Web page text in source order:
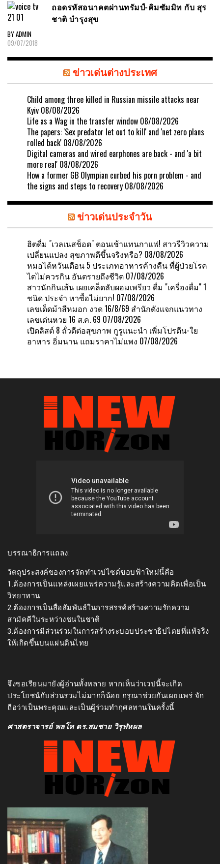
ถอดรหัสอนาคตผ่านทรัมป์-คิมซัมมิท กับ สุร
ชาติ บำรุงสุข
BY ADMIN
09/07/2018
ข่าวเด่นต่างประเทศ
Child among three killed in Russian missile attacks near
Kyiv 08/08/2026
Life as a Wag in the transfer window 08/08/2026
The papers: 'Sex predator let out to kill' and 'net zero plans
rolled back' 08/08/2026
Digital cameras and wired earphones are back - and 'a bit
more real' 08/08/2026
How a former GB Olympian curbed his porn problem - and
the signs and steps to recovery 08/08/2026
ข่าวเด่นประจำวัน
ฮิตดื่ม "เวลเนสช็อต" ตอนเช้าแทนกาแฟ! สาวรีวิวความ
เปลี่ยนแปลง สุขภาพดีขึ้นจริงหรือ? 08/08/2026
หมอไต้หวันเตือน 5 ประเภทอาหารค้างคืน ที่ผู้ป่วยโรค
ไตไม่ควรกิน อันตรายถึงชีวิต 07/08/2026
สาวนักกินเส้น เผยเคล็ดลับผอมเพรียว ดื่ม "เครื่องดื่ม" 1
ชนิด ประจำ หาซื้อไม่ยาก! 07/08/2026
เลขเด็ดม้าสีหมอก งวด 16/8/69 สำนักดังแจกแนวทาง
เลขเด่นหวย 16 ส.ค. 69 07/08/2026
เปิดลิสต์ 8 ถั่วดีต่อสุขภาพ กูรูแนะนำ เพิ่มโปรตีน-ใย
อาหาร อิ่มนาน แถมราคาไม่แพง 07/08/2026
บรรณาธิการแถลง:
วัตถุประสงค์ของการจัดทำเวปไซด์ขอบฟ้าใหม่นี้คือ
1.ต้องการเป็นแหล่งเผยแพร่ความรู้และสร้างความคิดเพื่อเป็น
วิทยาทาน
2.ต้องการเป็นสื่อสัมพันธ์ในการสรรค์สร้างความรักความ
สามัคคีในระหว่างชนในชาติ
3.ต้องการมีส่วนร่วมในการสร้างระบอบประชาธิปไตยที่แท้จริง
ให้เกิดขึ้นบนแผ่นดินไทย
จึงขอเรียนมายังผู้อ่านทั้งหลาย หากเห็นว่าเวปนี้จะเกิด
ประโยชน์กับส่วนรวมไม่มากก็น้อย กรุณาช่วยกันเผยแพร่ จัก
ถือว่าเป็นพระคุณและเป็นผู้ร่วมทำกุศลทานในครั้งนี้
ศาสตราจารย์ พลโท ดร.สมชาย วิรุฬหผล